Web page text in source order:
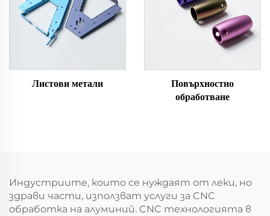
Листови метали
Повърхностно
обработване
Индустриите, които се нуждаят от леки, но
здрави части, използват услуги за CNC
обработка на алуминий. CNC технологията в